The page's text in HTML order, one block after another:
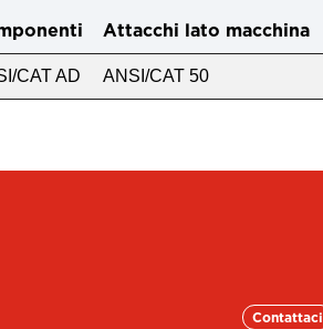
Attacchi lato macchina
CAT AD ANSI/CAT 50
Contattaci